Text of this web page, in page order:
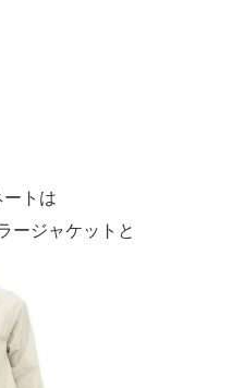
ートは
ージャケットと